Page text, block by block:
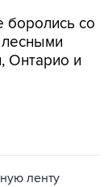
боролись со
Онтарио и
ленту